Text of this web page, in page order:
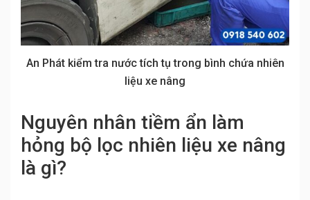
An Phát kiểm tra nước tích tụ trong bình chứa nhiên
liệu xe nâng
Nguyên nhân tiềm ẩn làm
hỏng bộ lọc nhiên liệu xe nâng
là gì?